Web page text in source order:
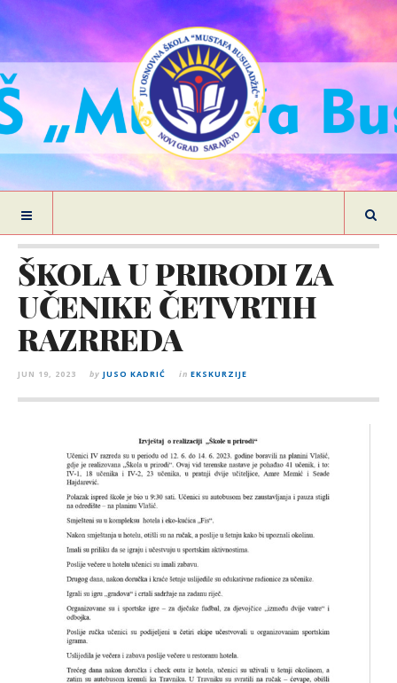
ŠKOLA U PRIRODI ZA
UČENIKE ČETVRTIH
RAZRREDA
JUN 19, 2023 by JUSO KADRIĆ in EKSKURZIJE